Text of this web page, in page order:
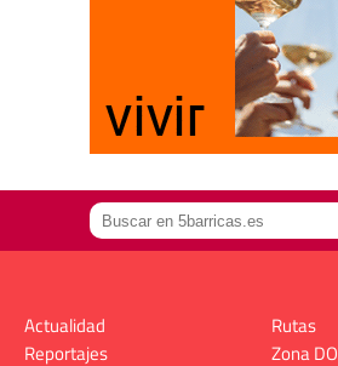
Actualidad
Reportajes
Rutas
Zona DO